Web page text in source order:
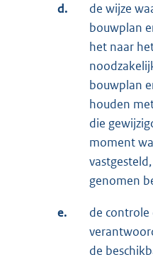
d.
de wijze
bouwplan
het naar
bouwplan
houden
die
moment
genomen
e.
de controle
de